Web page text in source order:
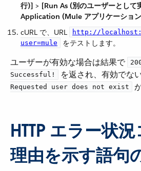
行)] ​ > ​ [Run As (別のユーザーとして
Application (Mule アプリケーショ
cURL で、URL ​
http://
user=mule
​ をテストします。
ユーザーが有効な場合は結果で ​
Successful!
を返され、有効でな
Requested user does not exist
HTTP エラー状
理由を示す語句